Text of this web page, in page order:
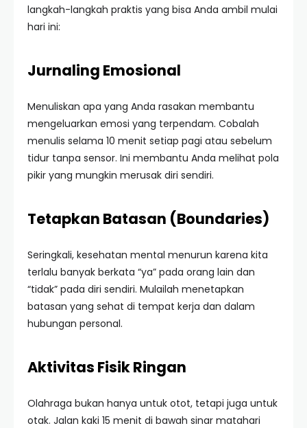
langkah-langkah praktis yang bisa Anda ambil mulai
hari ini:
Jurnaling Emosional
Menuliskan apa yang Anda rasakan membantu
mengeluarkan emosi yang terpendam. Cobalah
menulis selama 10 menit setiap pagi atau sebelum
tidur tanpa sensor. Ini membantu Anda melihat pola
pikir yang mungkin merusak diri sendiri.
Tetapkan Batasan (Boundaries)
Seringkali, kesehatan mental menurun karena kita
terlalu banyak berkata “ya” pada orang lain dan
“tidak” pada diri sendiri. Mulailah menetapkan
batasan yang sehat di tempat kerja dan dalam
hubungan personal.
Aktivitas Fisik Ringan
Olahraga bukan hanya untuk otot, tetapi juga untuk
otak. Jalan kaki 15 menit di bawah sinar matahari